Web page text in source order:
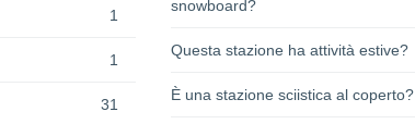
1
1
31
snowboard?
Questa stazione ha attività estive?
È una stazione sciistica al coperto?